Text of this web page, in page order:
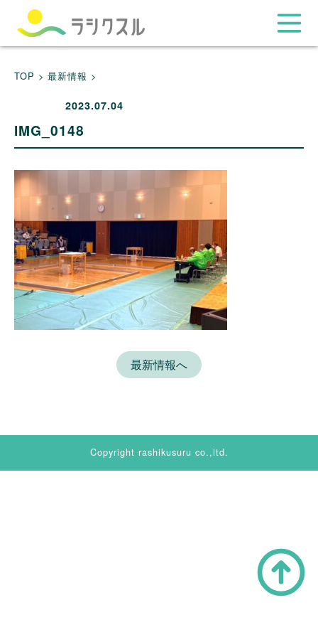
TOP > 最新情報 >
2023.07.04
IMG_0148
最新情報へ
Copyright rashikusuru co.,ltd.